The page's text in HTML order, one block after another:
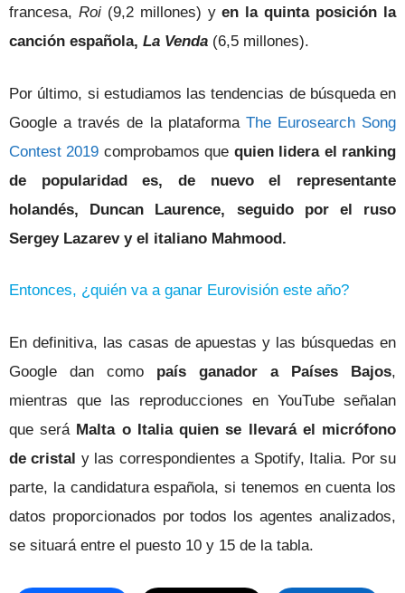
francesa, Roi(9,2 millones) yen la quinta posición la
canción española, La Venda (6,5 millones).
Por último, si estudiamos las tendencias de búsqueda en
Google a través de la plataforma The Eurosearch Song
Contest 2019 comprobamos que quien lidera el ranking
de popularidad es, de nuevo el representante
holandés, Duncan Laurence, seguido por el ruso
Sergey Lazarev y el italiano Mahmood.
Entonces, ¿quién va a ganar Eurovisión este año?
En definitiva, las casas de apuestas y las búsquedas en
Google dan como país ganador a Países Bajos,
mientras que las reproducciones en YouTube señalan
que será Malta o Italia quien se llevará el micrófono
de cristal y las correspondientes a Spotify, Italia. Por su
parte, la candidatura española, si tenemos en cuenta los
datos proporcionados por todos los agentes analizados,
se situará entre el puesto 10 y 15 de la tabla.